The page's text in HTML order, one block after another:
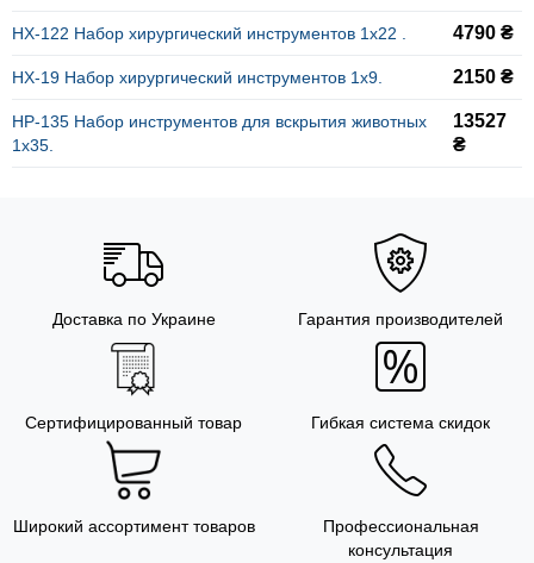
НХ-122 Набор хирургический инструментов 1х22 . 4790 ₴
НХ-19 Набор хирургический инструментов 1х9. 2150 ₴
НР-135 Набор инструментов для вскрытия животных
1х35.
13527
₴
Доставка по Украине Гарантия производителей
Сертифицированный товар Гибкая система скидок
Широкий ассортимент товаров
Профессиональная
консультация